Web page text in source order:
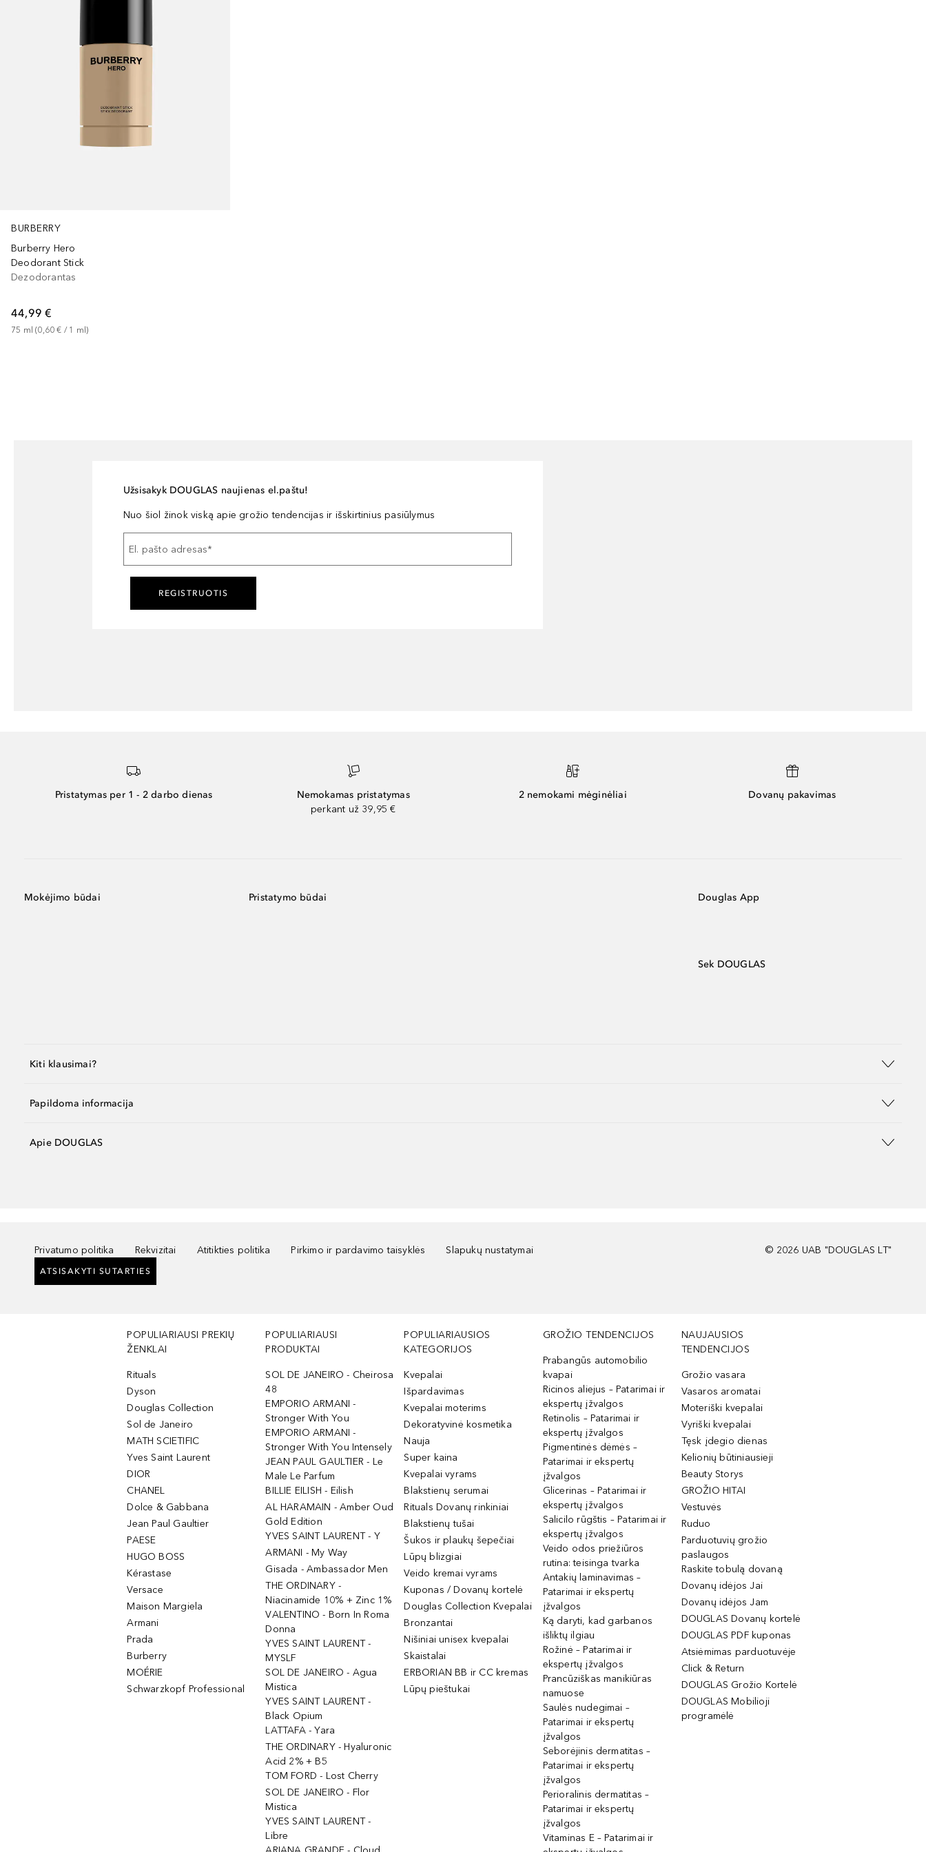
BURBERRY
Burberry Hero
Deodorant Stick
Dezodorantas
44,99 €
75 ml (0,60 € / 1 ml)
Užsisakyk DOUGLAS naujienas el.paštu!
Nuo šiol žinok viską apie grožio tendencijas ir išskirtinius pasiūlymus
El. pašto adresas*
REGISTRUOTIS
Pristatymas per 1 - 2 darbo dienas
Nemokamas pristatymas
perkant už 39,95 €
2 nemokami mėginėliai Dovanų pakavimas
Mokėjimo būdai Pristatymo būdai Douglas App
Sek DOUGLAS
Kiti klausimai?
Papildoma informacija
Apie DOUGLAS
Privatumo politika Rekvizitai Atitikties politika Pirkimo ir pardavimo taisyklės Slapukų nustatymai
ATSISAKYTI SUTARTIES
© 2026 UAB "DOUGLAS LT"
POPULIARIAUSI PREKIŲ
ŽENKLAI
Rituals
Dyson
Douglas Collection
Sol de Janeiro
MATH SCIETIFIC
Yves Saint Laurent
DIOR
CHANEL
Dolce & Gabbana
Jean Paul Gaultier
PAESE
HUGO BOSS
Kérastase
Versace
Maison Margiela
Armani
Prada
Burberry
MOÉRIE
Schwarzkopf Professional
POPULIARIAUSI
PRODUKTAI
SOL DE JANEIRO - Cheirosa
48
EMPORIO ARMANI -
Stronger With You
EMPORIO ARMANI -
Stronger With You Intensely
JEAN PAUL GAULTIER - Le
Male Le Parfum
BILLIE EILISH - Eilish
AL HARAMAIN - Amber Oud
Gold Edition
YVES SAINT LAURENT - Y
ARMANI - My Way
Gisada - Ambassador Men
THE ORDINARY -
Niacinamide 10% + Zinc 1%
VALENTINO - Born In Roma
Donna
YVES SAINT LAURENT -
MYSLF
SOL DE JANEIRO - Agua
Mistica
YVES SAINT LAURENT -
Black Opium
LATTAFA - Yara
THE ORDINARY - Hyaluronic
Acid 2% + B5
TOM FORD - Lost Cherry
SOL DE JANEIRO - Flor
Mistica
YVES SAINT LAURENT -
Libre
POPULIARIAUSIOS
KATEGORIJOS
Kvepalai
Išpardavimas
Kvepalai moterims
Dekoratyvinė kosmetika
Nauja
Super kaina
Kvepalai vyrams
Blakstienų serumai
Rituals Dovanų rinkiniai
Blakstienų tušai
Šukos ir plaukų šepečiai
Lūpų blizgiai
Veido kremai vyrams
Kuponas / Dovanų kortelė
Douglas Collection Kvepalai
Bronzantai
Nišiniai unisex kvepalai
Skaistalai
ERBORIAN BB ir CC kremas
Lūpų pieštukai
GROŽIO TENDENCIJOS
Prabangūs automobilio
kvapai
Ricinos aliejus – Patarimai ir
ekspertų įžvalgos
Retinolis – Patarimai ir
ekspertų įžvalgos
Pigmentinės dėmės –
Patarimai ir ekspertų
įžvalgos
Glicerinas – Patarimai ir
ekspertų įžvalgos
Salicilo rūgštis – Patarimai ir
ekspertų įžvalgos
Veido odos priežiūros
rutina: teisinga tvarka
Antakių laminavimas –
Patarimai ir ekspertų
įžvalgos
Ką daryti, kad garbanos
išliktų ilgiau
Rožinė – Patarimai ir
ekspertų įžvalgos
Prancūziškas manikiūras
namuose
Saulės nudegimai –
Patarimai ir ekspertų
įžvalgos
Seborėjinis dermatitas –
Patarimai ir ekspertų
įžvalgos
Perioralinis dermatitas –
Patarimai ir ekspertų
įžvalgos
Vitaminas E – Patarimai ir
NAUJAUSIOS
TENDENCIJOS
Grožio vasara
Vasaros aromatai
Moteriški kvepalai
Vyriški kvepalai
Tęsk įdegio dienas
Kelionių būtiniausieji
Beauty Storys
GROŽIO HITAI
Vestuvės
Ruduo
Parduotuvių grožio
paslaugos
Raskite tobulą dovaną
Dovanų idėjos Jai
Dovanų idėjos Jam
DOUGLAS Dovanų kortelė
DOUGLAS PDF kuponas
Atsiėmimas parduotuvėje
Click & Return
DOUGLAS Grožio Kortelė
DOUGLAS Mobilioji
programėlė